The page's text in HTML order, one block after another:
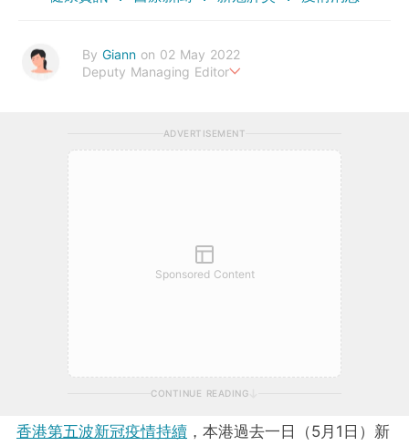
By Giann on 02 May 2022
Deputy Managing Editor
ADVERTISEMENT
Sponsored Content
CONTINUE READING
香港第五波新冠疫情持續 ，本港過去一日（5月1日）新